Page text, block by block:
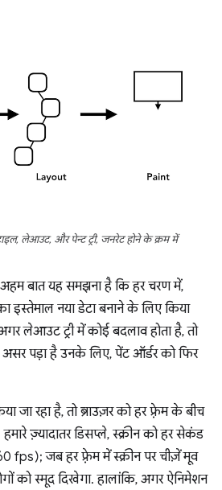
लेआउट, और पेन्ट ट्री, जनरेट होने के क्रम में
बात यह समझना है कि हर चरण में,
नया डेटा बनाने के लिए किया
लेआउट ट्री में कोई बदलाव होता है, तो
असर पड़ा है उनके लिए, पेंट ऑर्डर को फिर
जा रहा है, तो ब्राउज़र को हर फ़्रेम के बीच
हमारे ज़्यादातर डिसप्ले, स्क्रीन को हर सेकंड
fps); जब हर फ़्रेम में स्क्रीन पर चीज़ें मूव
को स्मूद दिखेगा. हालांकि, अगर ऐनिमेशन